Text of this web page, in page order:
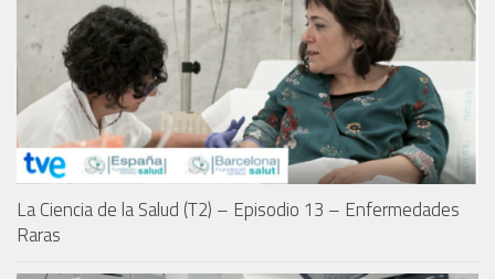
La Ciencia de la Salud (T2) – Episodio 13 – Enfermedades
Raras